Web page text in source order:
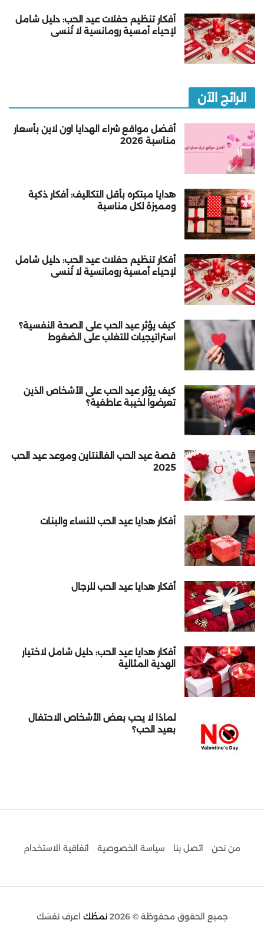
أفكار تنظيم حفلات عيد الحب: دليل شامل
لإحياء أمسية رومانسية لا تُنسى
الرائج الآن
أفضل مواقع شراء الهدايا اون لاين بأسعار
مناسبة 2026
هدايا مبتكره بأقل التكاليف: أفكار ذكية
ومميزة لكل مناسبة
أفكار تنظيم حفلات عيد الحب: دليل شامل
لإحياء أمسية رومانسية لا تُنسى
كيف يؤثر عيد الحب على الصحة النفسية؟
استراتيجيات للتغلب على الضغوط
كيف يؤثر عيد الحب على الأشخاص الذين
تعرضوا لخيبة عاطفية؟
قصة عيد الحب الفالنتاين وموعد عيد الحب
2025
أفكار هدايا عيد الحب للنساء والبنات
أفكار هدايا عيد الحب للرجال
أفكار هدايا عيد الحب: دليل شامل لاختيار
الهدية المثالية
لماذا لا يحب بعض الأشخاص الاحتفال
بعيد الحب؟
من نحن اتصل بنا سياسة الخصوصية اتفاقية الاستخدام
جميع الحقوق محفوظة © 2026 نمطُك اعرف نفسَك